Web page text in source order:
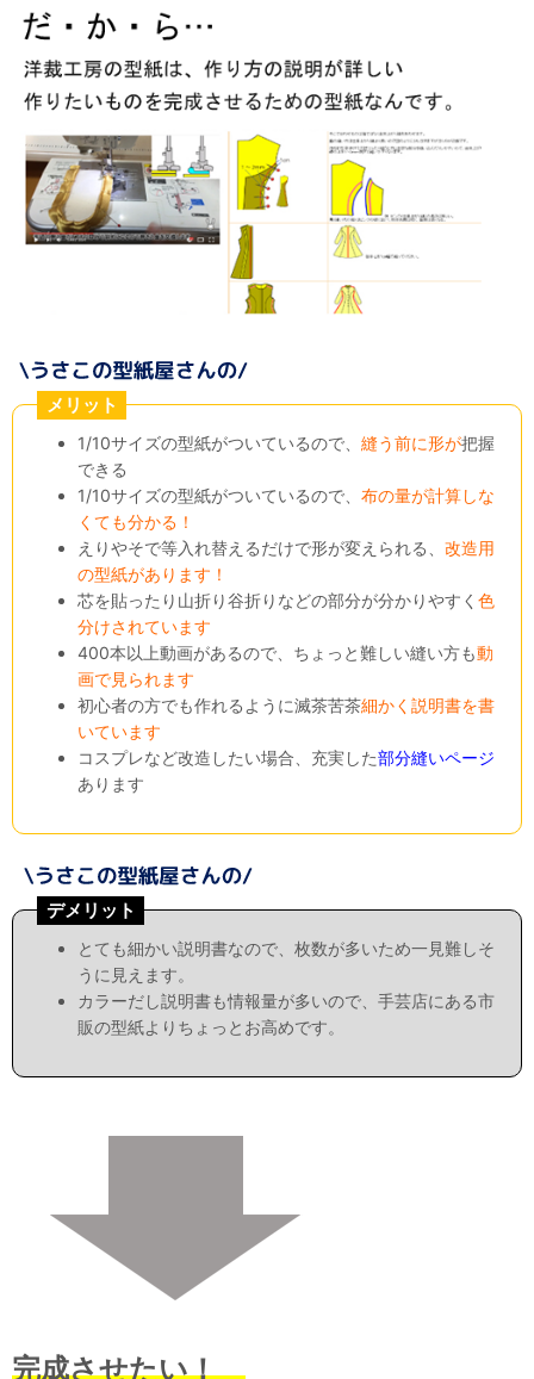
メリット
1/10サイズの型紙がついているので、縫う前に形が把握
できる
1/10サイズの型紙がついているので、布の量が計算しな
くても分かる！
えりやそで等入れ替えるだけで形が変えられる、改造用
の型紙があります！
芯を貼ったり山折り谷折りなどの部分が分かりやすく色
分けされています
400本以上動画があるので、ちょっと難しい縫い方も動
画で見られます
初心者の方でも作れるように滅茶苦茶細かく説明書を書
いています
コスプレなど改造したい場合、充実した部分縫いページ
あります
デメリット
とても細かい説明書なので、枚数が多いため一見難しそ
うに見えます。
カラーだし説明書も情報量が多いので、手芸店にある市
販の型紙よりちょっとお高めです。
完成させたい！